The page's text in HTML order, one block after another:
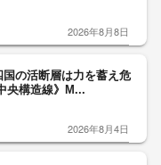
2026年8月8日
の活断層は力を蓄え危
央構造線》M...
2026年8月4日